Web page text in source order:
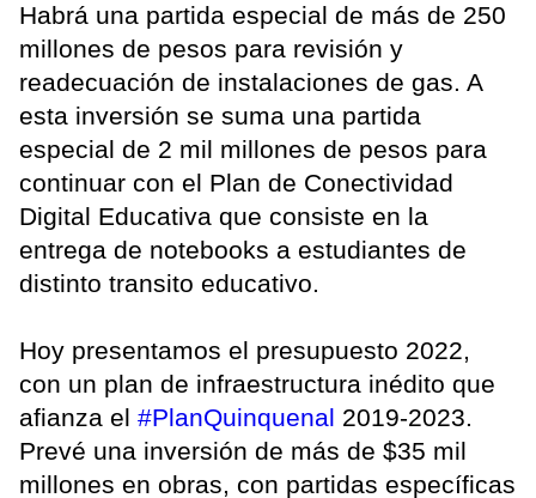
Habrá una partida especial de más de 250
millones de pesos para revisión y
readecuación de instalaciones de gas. A
esta inversión se suma una partida
especial de 2 mil millones de pesos para
continuar con el Plan de Conectividad
Digital Educativa que consiste en la
entrega de notebooks a estudiantes de
distinto transito educativo.
Hoy presentamos el presupuesto 2022,
con un plan de infraestructura inédito que
afianza el #PlanQuinquenal 2019-2023.
Prevé una inversión de más de $35 mil
millones en obras, con partidas específicas